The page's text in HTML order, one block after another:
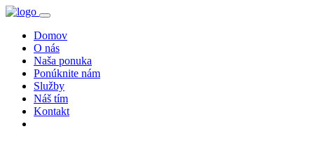
Domov
O nás
Naša ponuka
Ponúknite nám
Služby
Náš tím
Kontakt